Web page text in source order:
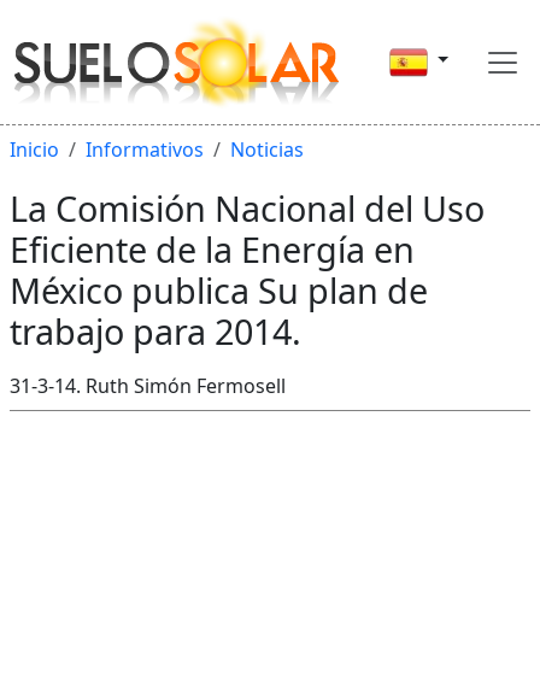
Inicio Informativos Noticias
La Comisión Nacional del Uso
Eficiente de la Energía en
México publica Su plan de
trabajo para 2014.
31-3-14. Ruth Simón Fermosell